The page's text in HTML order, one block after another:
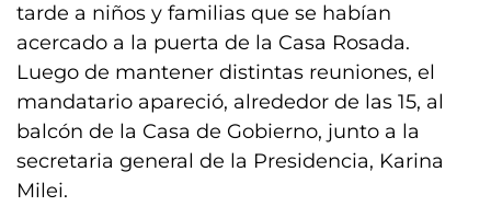
tarde a niños y familias que se habían
acercado a la puerta de la Casa Rosada.
Luego de mantener distintas reuniones, el
mandatario apareció, alrededor de las 15, al
balcón de la Casa de Gobierno, junto a la
secretaria general de la Presidencia, Karina
Milei.